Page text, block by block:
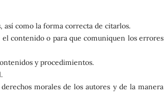
como la forma correcta de citarlos.
contenido o para que comuniquen los errores
y procedimientos.
morales de los autores y de la manera